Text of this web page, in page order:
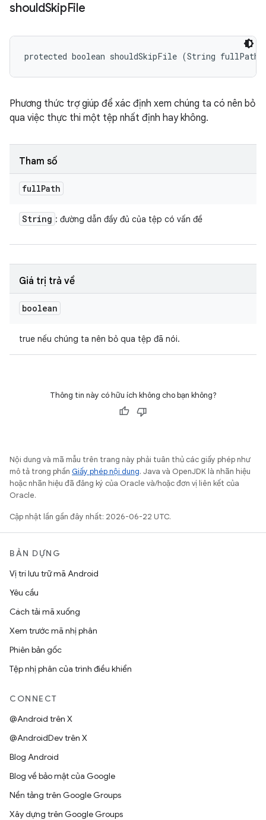
shouldSkipFile
protected boolean shouldSkipFile (String fullPath)
Phương thức trợ giúp để xác định xem chúng ta có nên bỏ
qua việc thực thi một tệp nhất định hay không.
Tham số
fullPath
String : đường dẫn đầy đủ của tệp có vấn đề
Giá trị trả về
boolean
true nếu chúng ta nên bỏ qua tệp đã nói.
Thông tin này có hữu ích không cho bạn không?
Nội dung và mã mẫu trên trang này phải tuân thủ các giấy phép như
mô tả trong phần Giấy phép nội dung. Java và OpenJDK là nhãn hiệu
hoặc nhãn hiệu đã đăng ký của Oracle và/hoặc đơn vị liên kết của
Oracle.
Cập nhật lần gần đây nhất: 2026-06-22 UTC.
BẢN DỰNG
Vị trí lưu trữ mã Android
Yêu cầu
Cách tải mã xuống
Xem trước mã nhị phân
Phiên bản gốc
Tệp nhị phân của trình điều khiển
CONNECT
@Android trên X
@AndroidDev trên X
Blog Android
Blog về bảo mật của Google
Nền tảng trên Google Groups
Xây dựng trên Google Groups